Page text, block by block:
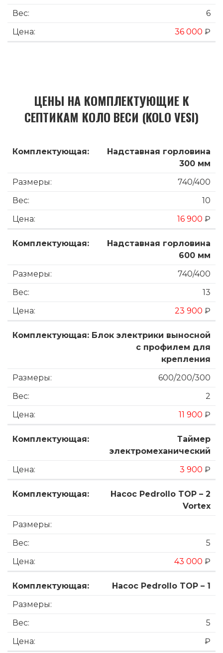
6
36 000 ₽
ЦЕНЫ НА КОМПЛЕКТУЮЩИЕ К
СЕПТИКАМ КОЛО ВЕСИ (KOLO VESI)
Надставная горловина
300 мм
740/400
10
16 900 ₽
Надставная горловина
600 мм
740/400
13
23 900 ₽
Блок электрики выносной
с профилем для
крепления
600/200/300
2
11 900 ₽
Таймер
электромеханический
3 900 ₽
Насос Pedrollo TOP – 2
Vortex
5
43 000 ₽
Насос Pedrollo TOP – 1
5
₽